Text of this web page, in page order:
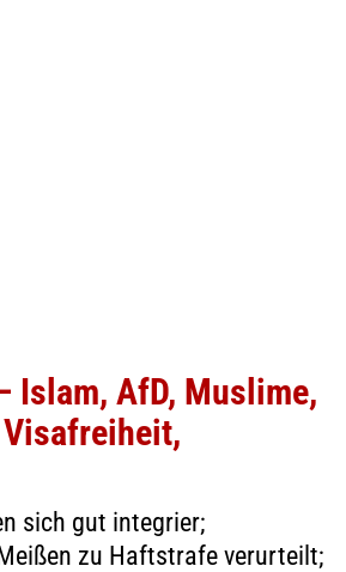
Islam, AfD, Muslime,
Visafreiheit,
sich gut integrier;
zu Haftstrafe verurteilt;